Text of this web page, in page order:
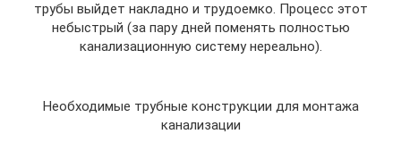
трубы выйдет накладно и трудоемко. Процесс этот
небыстрый (за пару дней поменять полностью
канализационную систему нереально).
Необходимые трубные конструкции для монтажа
канализации